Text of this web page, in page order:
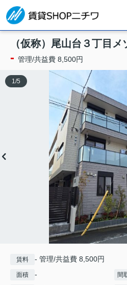
（仮称）尾山台３丁目メ
- 管理/共益費 8,500円
1 /5
賃料 - 管理/共益費 8,500円
面積 - 間